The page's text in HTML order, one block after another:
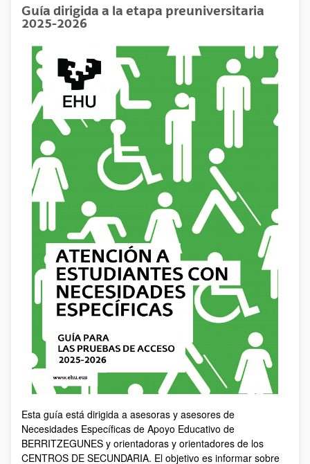
Guía dirigida a la etapa preuniversitaria
2025-2026
Esta guía está dirigida a asesoras y asesores de
Necesidades Específicas de Apoyo Educativo de
BERRITZEGUNES y orientadoras y orientadores de los
CENTROS DE SECUNDARIA. El objetivo es informar sobre